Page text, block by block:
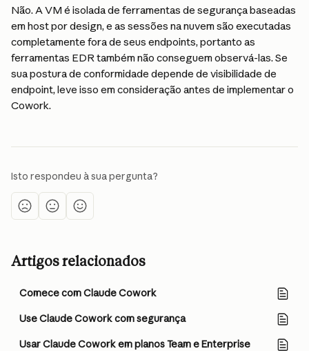
Não. A VM é isolada de ferramentas de segurança baseadas
em host por design, e as sessões na nuvem são executadas
completamente fora de seus endpoints, portanto as
ferramentas EDR também não conseguem observá-las. Se
sua postura de conformidade depende de visibilidade de
endpoint, leve isso em consideração antes de implementar o
Cowork.
Isto respondeu à sua pergunta?
Artigos relacionados
Comece com Claude Cowork
Use Claude Cowork com segurança
Usar Claude Cowork em planos Team e Enterprise